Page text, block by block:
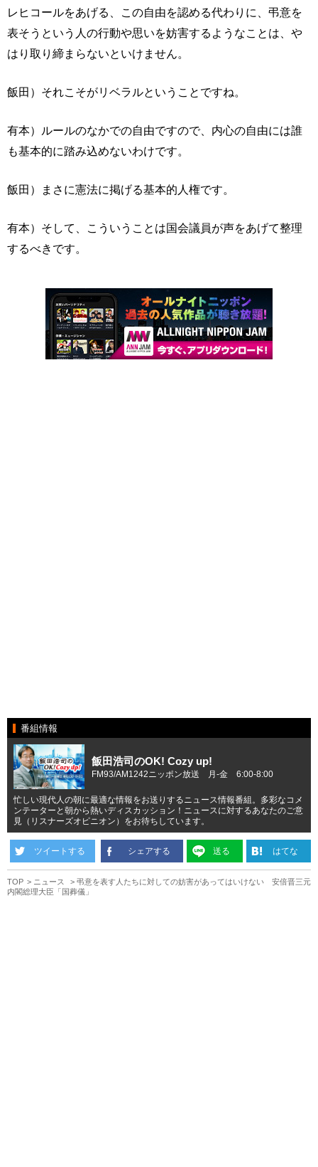
レヒコールをあげる、この自由を認める代わりに、弔意を
表そうという人の行動や思いを妨害するようなことは、や
はり取り締まらないといけません。
飯田）それこそがリベラルということですね。
有本）ルールのなかでの自由ですので、内心の自由には誰
も基本的に踏み込めないわけです。
飯田）まさに憲法に掲げる基本的人権です。
有本）そして、こういうことは国会議員が声をあげて整理
するべきです。
番組情報
飯田浩司のOK! Cozy up!
FM93/AM1242ニッポン放送 月-金 6:00-8:00
忙しい現代人の朝に最適な情報をお送りするニュース情報番組。多彩なコメ
ンテーターと朝から熱いディスカッション！ニュースに対するあなたのご意
見（リスナーズオピニオン）をお待ちしています。
ツイートする シェアする 送る はてな
TOP ニュース
弔意を表す人たちに対しての妨害があってはいけない 安倍晋三元
内閣総理大臣「国葬儀」